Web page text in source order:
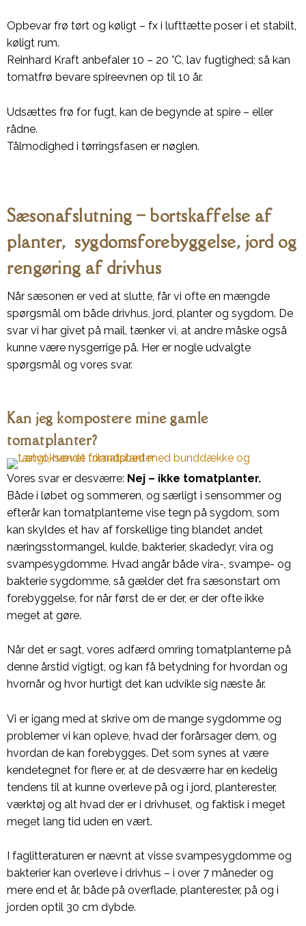
Opbevar frø tørt og køligt – fx i lufttætte poser i et stabilt,
køligt rum.
Reinhard Kraft anbefaler 10 – 20 °C, lav fugtighed; så kan
tomatfrø bevare spireevnen op til 10 år.
Udsættes frø for fugt, kan de begynde at spire – eller
rådne.
Tålmodighed i tørringsfasen er nøglen.
Sæsonafslutning – bortskaffelse af
planter, sygdomsforebyggelse, jord og
rengøring af drivhus
Når sæsonen er ved at slutte, får vi ofte en mængde
spørgsmål om både drivhus, jord, planter og sygdom. De
svar vi har givet på mail, tænker vi, at andre måske også
kunne være nysgerrige på. Her er nogle udvalgte
spørgsmål og vores svar.
Kan jeg kompostere mine gamle
tomatplanter?
Vores svar er desværre: Nej – ikke tomatplanter.
Både i løbet og sommeren, og særligt i sensommer og
efterår kan tomatplanterne vise tegn på sygdom, som
kan skyldes et hav af forskellige ting blandet andet
næringsstormangel, kulde, bakterier, skadedyr, vira og
svampesygdomme. Hvad angår både vira-, svampe- og
bakterie sygdomme, så gælder det fra sæsonstart om
forebyggelse, for når først de er der, er der ofte ikke
meget at gøre.
Når det er sagt, vores adfærd omring tomatplanterne på
denne årstid vigtigt, og kan få betydning for hvordan og
hvornår og hvor hurtigt det kan udvikle sig næste år.
Vi er igang med at skrive om de mange sygdomme og
problemer vi kan opleve, hvad der forårsager dem, og
hvordan de kan forebygges. Det som synes at være
kendetegnet for flere er, at de desværre har en kedelig
tendens til at kunne overleve på og i jord, planterester,
værktøj og alt hvad der er i drivhuset, og faktisk i meget
meget lang tid uden en vært.
I faglitteraturen er nævnt at visse svampesygdomme og
bakterier kan overleve i drivhus – i over 7 måneder og
mere end et år, både på overflade, planterester, på og i
jorden optil 30 cm dybde.